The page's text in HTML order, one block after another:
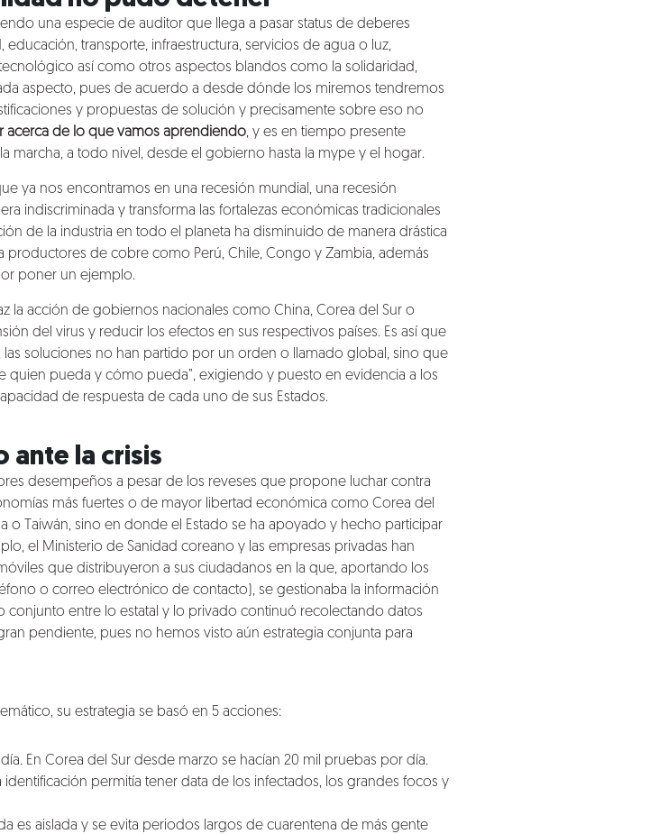
una especie de auditor que llega a pasar status de deberes
transporte, infraestructura, servicios de agua o luz,
así como otros aspectos blandos como la solidaridad,
aspecto, pues de acuerdo a desde dónde los miremos tendremos
y propuestas de solución y precisamente sobre eso no
acerca de lo que vamos aprendiendo, y es en tiempo presente
marcha, a todo nivel, desde el gobierno hasta la mype y el hogar.
ya nos encontramos en una recesión mundial, una recesión
indiscriminada y transforma las fortalezas económicas tradicionales
de la industria en todo el planeta ha disminuido de manera drástica
productores de cobre como Perú, Chile, Congo y Zambia, además
poner un ejemplo.
la acción de gobiernos nacionales como China, Corea del Sur o
del virus y reducir los efectos en sus respectivos países. Es así que
soluciones no han partido por un orden o llamado global, sino que
quien pueda y cómo pueda”, exigiendo y puesto en evidencia a los
de respuesta de cada uno de sus Estados.
ante la crisis
desempeños a pesar de los reveses que propone luchar contra
más fuertes o de mayor libertad económica como Corea del
o Taiwán, sino en donde el Estado se ha apoyado y hecho participar
el Ministerio de Sanidad coreano y las empresas privadas han
que distribuyeron a sus ciudadanos en la que, aportando los
o correo electrónico de contacto), se gestionaba la información
conjunto entre lo estatal y lo privado continuó recolectando datos
pendiente, pues no hemos visto aún estrategia conjunta para
su estrategia se basó en 5 acciones:
En Corea del Sur desde marzo se hacían 20 mil pruebas por día.
identificación permitía tener data de los infectados, los grandes focos y
es aislada y se evita periodos largos de cuarentena de más gente